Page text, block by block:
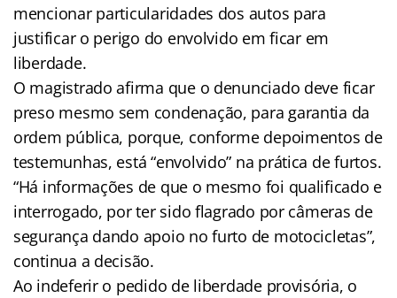
mencionar particularidades dos autos para
justificar o perigo do envolvido em ficar em
liberdade.
O magistrado afirma que o denunciado deve ficar
preso mesmo sem condenação, para garantia da
ordem pública, porque, conforme depoimentos de
testemunhas, está “envolvido” na prática de furtos.
“Há informações de que o mesmo foi qualificado e
interrogado, por ter sido flagrado por câmeras de
segurança dando apoio no furto de motocicletas”,
continua a decisão.
Ao indeferir o pedido de liberdade provisória, o